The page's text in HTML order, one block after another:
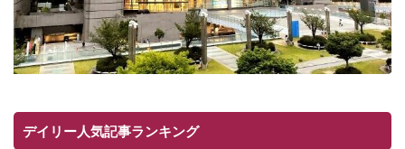
デイリー人気記事ランキング